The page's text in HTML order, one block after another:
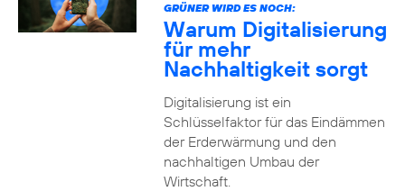
GRÜNER WIRD ES NOCH:
Warum Digitalisierung
für mehr
Nachhaltigkeit sorgt
Digitalisierung ist ein
Schlüsselfaktor für das Eindämmen
der Erderwärmung und den
nachhaltigen Umbau der
Wirtschaft.